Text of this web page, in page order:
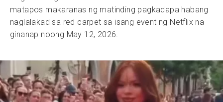
matapos makaranas ng matinding pagkadapa habang
naglalakad sa red carpet sa isang event ng Netflix na
ginanap noong May 12, 2026.